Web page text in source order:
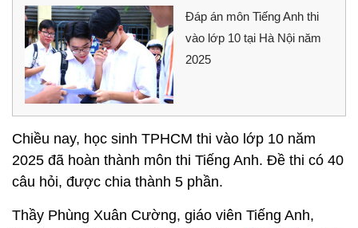
Đáp án môn Tiếng Anh thi
vào lớp 10 tại Hà Nội năm
2025
Chiều nay, học sinh TPHCM thi vào lớp 10 năm
2025 đã hoàn thành môn thi Tiếng Anh. Đề thi có 40
câu hỏi, được chia thành 5 phần.
Thầy Phùng Xuân Cường, giáo viên Tiếng Anh,